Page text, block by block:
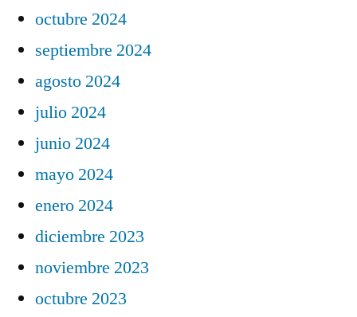
octubre 2024
septiembre 2024
agosto 2024
julio 2024
junio 2024
mayo 2024
enero 2024
diciembre 2023
noviembre 2023
octubre 2023